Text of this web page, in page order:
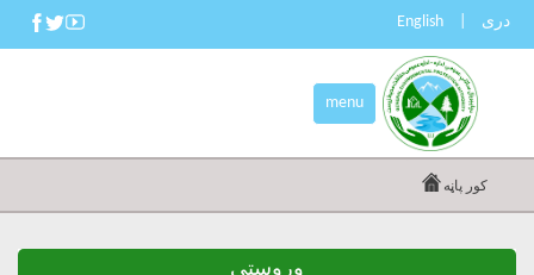
English دری
menu
کور پاڼه
وروستی